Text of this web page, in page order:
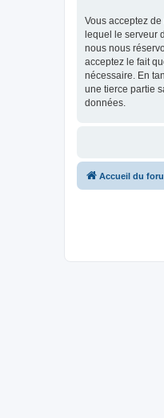
Vous acceptez
lequel le serveur
nous nous
acceptez le fait
nécessaire. En
une tierce partie
données.
Accueil du